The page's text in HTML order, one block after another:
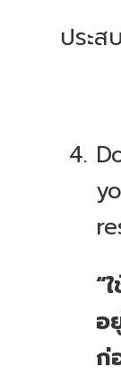
ประส
“
อ
ก่